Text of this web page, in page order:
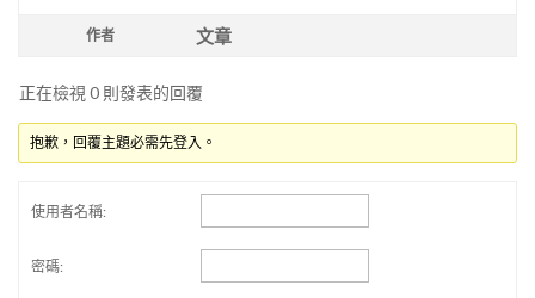
作者 文章
正在檢視 0 則發表的回覆
抱歉，回覆主題必需先登入。
使用者名稱:
密碼: